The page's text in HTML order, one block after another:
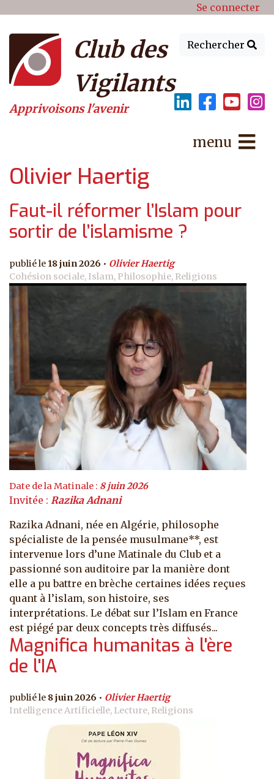
Menu du compte de Se connecter
Rechercher
Club des
Vigilants
Apprivoisons l'avenir
menu
Olivier Haertig
Faut-il réformer l’Islam pour
sortir de l’islamisme ?
18 juin 2026
Olivier Haertig
Cohésion sociale, Islam, Philosophie, Religions
Date de la Matinale : 8 juin 2026
Invitée : Razika Adnani
Razika Adnani, née en Algérie, philosophe
spécialiste de la pensée musulmane**, est
intervenue lors d’une Matinale du Club et a
passionné son auditoire par la manière dont
elle a pu battre en brèche certaines idées reçues
quant à l’islam, son histoire, ses
interprétations. Le débat sur l’Islam en France
est piégé par deux concepts très diffusés...
Magnifica humanitas à l'ère
de l'IA
8 juin 2026
Olivier Haertig
Intelligence Artificielle, Lecture, Religions